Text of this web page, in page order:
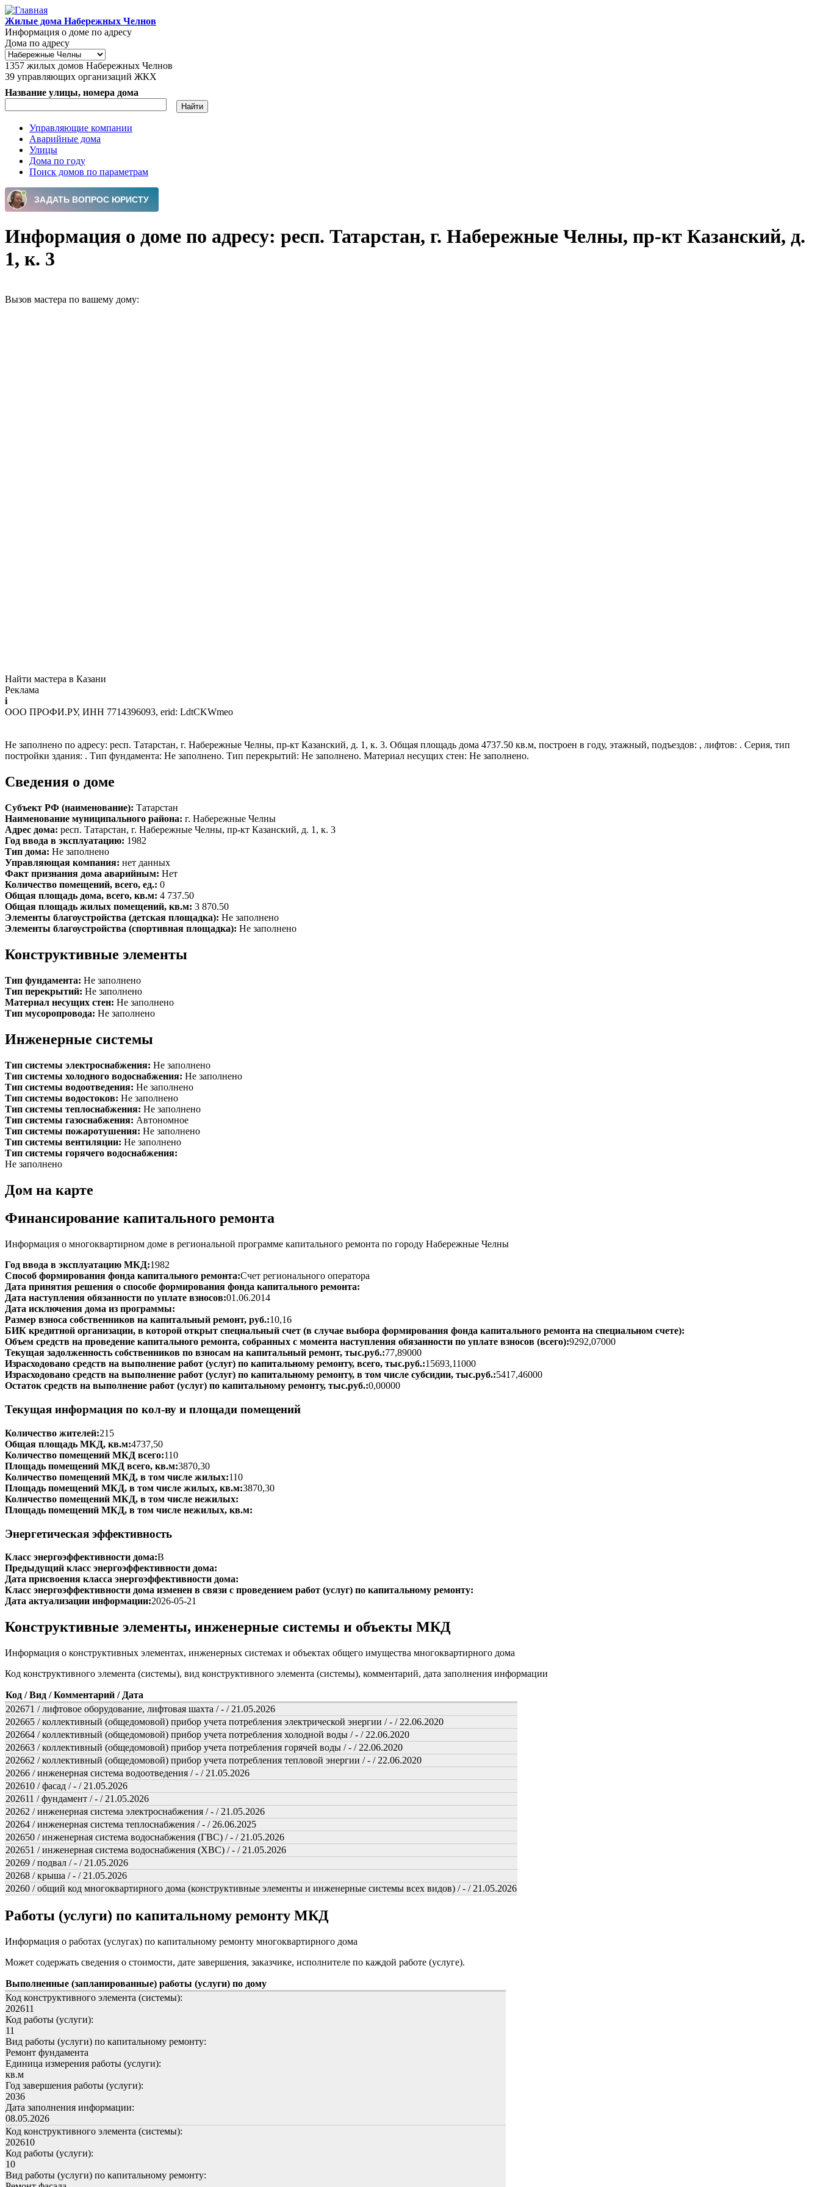
Перейти к основному содержанию
Жилые дома Набережных Челнов
Информация о доме по адресу
Дома по адресу
1357 жилых домов Набережных Челнов
39 управляющих организаций ЖКХ
Название улицы, номера дома
Главное меню
Управляющие компании
Аварийные дома
Улицы
Дома по году
Поиск домов по параметрам
Информация о доме по адресу: респ. Татарстан, г. Набережные Челны, пр-кт Казанский, д.
1, к. 3
Вызов мастера по вашему дому:
Найти мастера в Казани
Реклама
i
ООО ПРОФИ.РУ, ИНН 7714396093, erid: LdtCKWmeo
Не заполнено по адресу: респ. Татарстан, г. Набережные Челны, пр-кт Казанский, д. 1, к. 3. Общая площадь дома 4737.50 кв.м, построен в году, этажный, подъездов: , лифтов: . Серия, тип
постройки здания: . Тип фундамента: Не заполнено. Тип перекрытий: Не заполнено. Материал несущих стен: Не заполнено.
Сведения о доме
Субъект РФ (наименование): Татарстан
Наименование муниципального района: г. Набережные Челны
Адрес дома: респ. Татарстан, г. Набережные Челны, пр-кт Казанский, д. 1, к. 3
Год ввода в эксплуатацию: 1982
Тип дома: Не заполнено
Управляющая компания: нет данных
Факт признания дома аварийным: Нет
Количество помещений, всего, ед.: 0
Общая площадь дома, всего, кв.м: 4 737.50
Общая площадь жилых помещений, кв.м: 3 870.50
Элементы благоустройства (детская площадка): Не заполнено
Элементы благоустройства (спортивная площадка): Не заполнено
Конструктивные элементы
Тип фундамента: Не заполнено
Тип перекрытий: Не заполнено
Материал несущих стен: Не заполнено
Тип мусоропровода: Не заполнено
Инженерные системы
Тип системы электроснабжения: Не заполнено
Тип системы холодного водоснабжения: Не заполнено
Тип системы водоотведения: Не заполнено
Тип системы водостоков: Не заполнено
Тип системы теплоснабжения: Не заполнено
Тип системы газоснабжения: Автономное
Тип системы пожаротушения: Не заполнено
Тип системы вентиляции: Не заполнено
Тип системы горячего водоснабжения:
Не заполнено
Дом на карте
Финансирование капитального ремонта
Информация о многоквартирном доме в региональной программе капитального ремонта по городу Набережные Челны
Год ввода в эксплуатацию МКД:1982
Способ формирования фонда капитального ремонта:Счет регионального оператора
Дата принятия решения о способе формирования фонда капитального ремонта:
Дата наступления обязанности по уплате взносов:01.06.2014
Дата исключения дома из программы:
Размер взноса собственников на капитальный ремонт, руб.:10,16
БИК кредитной организации, в которой открыт специальный счет (в случае выбора формирования фонда капитального ремонта на специальном счете):
Объем средств на проведение капитального ремонта, собранных с момента наступления обязанности по уплате взносов (всего):9292,07000
Текущая задолженность собственников по взносам на капитальный ремонт, тыс.руб.:77,89000
Израсходовано средств на выполнение работ (услуг) по капитальному ремонту, всего, тыс.руб.:15693,11000
Израсходовано средств на выполнение работ (услуг) по капитальному ремонту, в том числе субсидии, тыс.руб.:5417,46000
Остаток средств на выполнение работ (услуг) по капитальному ремонту, тыс.руб.:0,00000
Текущая информация по кол-ву и площади помещений
Количество жителей:215
Общая площадь МКД, кв.м:4737,50
Количество помещений МКД всего:110
Площадь помещений МКД всего, кв.м:3870,30
Количество помещений МКД, в том числе жилых:110
Площадь помещений МКД, в том числе жилых, кв.м:3870,30
Количество помещений МКД, в том числе нежилых:
Площадь помещений МКД, в том числе нежилых, кв.м:
Энергетическая эффективность
Класс энергоэффективности дома:B
Предыдущий класс энергоэффективности дома:
Дата присвоения класса энергоэффективности дома:
Класс энергоэффективности дома изменен в связи с проведением работ (услуг) по капитальному ремонту:
Дата актуализации информации:2026-05-21
Конструктивные элементы, инженерные системы и объекты МКД
Информация о конструктивных элементах, инженерных системах и объектах общего имущества многоквартирного дома
Код конструктивного элемента (системы), вид конструктивного элемента (системы), комментарий, дата заполнения информации
Код / Вид / Комментарий / Дата
202671 / лифтовое оборудование, лифтовая шахта / - / 21.05.2026
202665 / коллективный (общедомовой) прибор учета потребления электрической энергии / - / 22.06.2020
202664 / коллективный (общедомовой) прибор учета потребления холодной воды / - / 22.06.2020
202663 / коллективный (общедомовой) прибор учета потребления горячей воды / - / 22.06.2020
202662 / коллективный (общедомовой) прибор учета потребления тепловой энергии / - / 22.06.2020
20266 / инженерная система водоотведения / - / 21.05.2026
202610 / фасад / - / 21.05.2026
202611 / фундамент / - / 21.05.2026
20262 / инженерная система электроснабжения / - / 21.05.2026
20264 / инженерная система теплоснабжения / - / 26.06.2025
202650 / инженерная система водоснабжения (ГВС) / - / 21.05.2026
202651 / инженерная система водоснабжения (ХВС) / - / 21.05.2026
20269 / подвал / - / 21.05.2026
20268 / крыша / - / 21.05.2026
20260 / общий код многоквартирного дома (конструктивные элементы и инженерные системы всех видов) / - / 21.05.2026
Работы (услуги) по капитальному ремонту МКД
Информация о работах (услугах) по капитальному ремонту многоквартирного дома
Может содержать сведения о стоимости, дате завершения, заказчике, исполнителе по каждой работе (услуге).
Выполненные (запланированные) работы (услуги) по дому
Код конструктивного элемента (системы):
202611
Код работы (услуги):
11
Вид работы (услуги) по капитальному ремонту:
Ремонт фундамента
Единица измерения работы (услуги):
кв.м
Год завершения работы (услуги):
2036
Дата заполнения информации:
08.05.2026
Код конструктивного элемента (системы):
202610
Код работы (услуги):
10
Вид работы (услуги) по капитальному ремонту: